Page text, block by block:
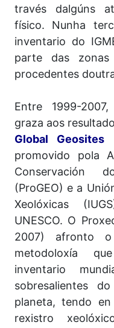
través dalgúns
físico. Nunha
inventario do
parte das
procedentes
Entre 1999-
graza aos
Global Geosites
promovido pola
Conservación
(ProGEO) e a
Xeolóxicas
UNESCO. O
2007) afronto
metodoloxía
inventario
sobresalientes
planeta, tendo
rexistro